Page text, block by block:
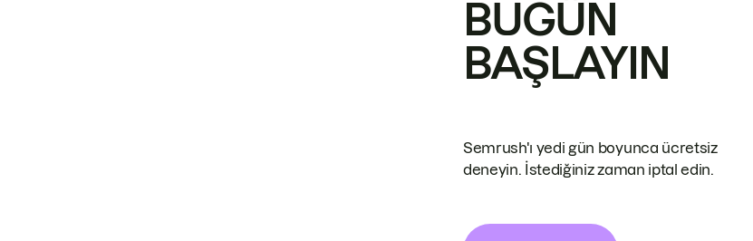
BUGÜN
BAŞLAYIN
Semrush'ı yedi gün boyunca ücretsiz
deneyin. İstediğiniz zaman iptal edin.